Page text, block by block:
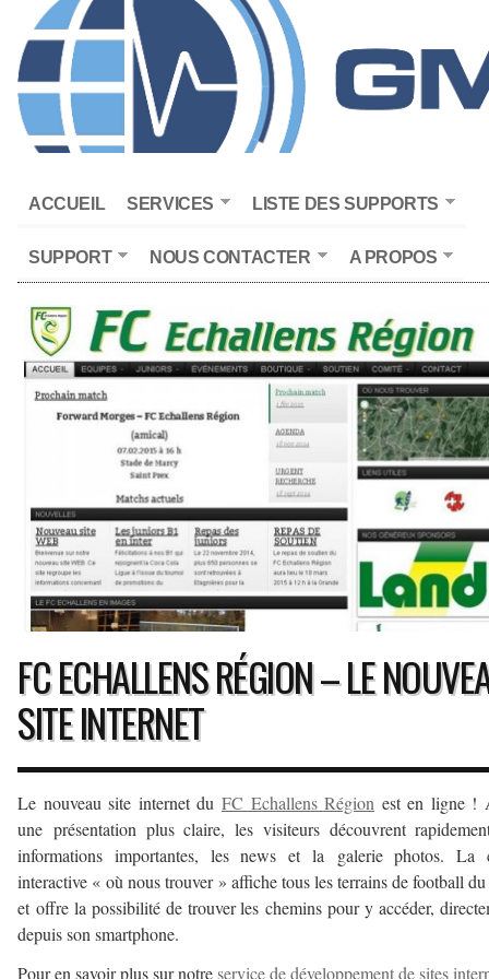
ACCUEIL SERVICES LISTE DES SUPPORTS
SUPPORT NOUS CONTACTER A PROPOS
FC ECHALLENS RÉGION – LE
SITE INTERNET
Le nouveau site internet du FC Echallens Région est en ligne !
une présentation plus claire, les visiteurs découvrent
informations importantes, les news et la galerie photos. La
interactive « où nous trouver » affiche tous les terrains de football
et offre la possibilité de trouver les chemins pour y accéder,
depuis son smartphone.
Pour en savoir plus sur notreservice de développement de sites